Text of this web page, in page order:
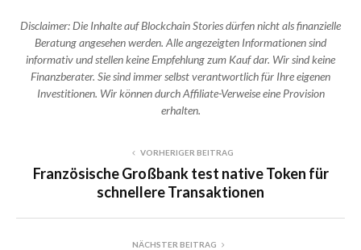
Disclaimer: Die Inhalte auf Blockchain Stories dürfen nicht als finanzielle
Beratung angesehen werden. Alle angezeigten Informationen sind
informativ und stellen keine Empfehlung zum Kauf dar. Wir sind keine
Finanzberater. Sie sind immer selbst verantwortlich für Ihre eigenen
Investitionen. Wir können durch Affiliate-Verweise eine Provision
erhalten.
VORHERIGER BEITRAG
Französische Großbank test native Token für
schnellere Transaktionen
NÄCHSTER BEITRAG